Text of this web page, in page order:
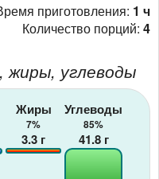
приготовления: 1 ч
Количество порций: 4
жиры, углеводы
Жиры
7%
3.3 г
Углеводы
85%
41.8г